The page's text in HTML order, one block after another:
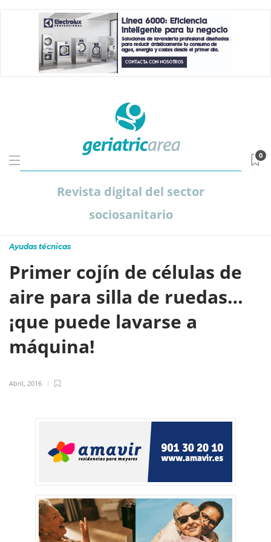
Revista digital del sector
sociosanitario
0
Ayudas técnicas
Primer cojín de células de
aire para silla de ruedas…
¡que puede lavarse a
máquina!
Abril, 2016